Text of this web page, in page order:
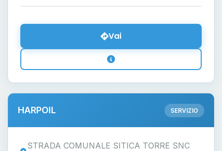
Vai
HARPOIL SERVIZIO
STRADA COMUNALE SITICA TORRE SNC